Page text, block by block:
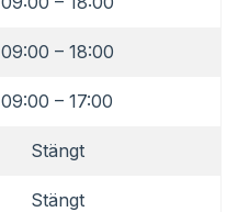
09:00 – 18:00
09:00 – 17:00
Stängt
Stängt